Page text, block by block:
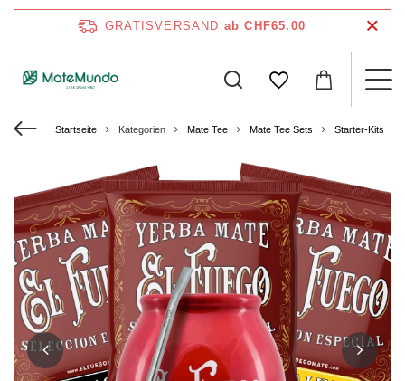
GRATISVERSAND ab CHF65.00
Startseite Kategorien Mate Tee Mate Tee Sets Starter-Kits